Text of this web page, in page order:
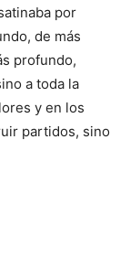
por
de más
profundo,
a toda la
y en los
partidos, sino